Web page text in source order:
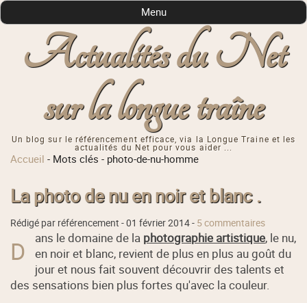
Actualités du Net
sur la longue traîne
Un blog sur le référencement efficace, via la Longue Traine et les
actualités du Net pour vous aider ...
Menu
Accueil - Mots clés - photo-de-nu-homme
La photo de nu en noir et blanc .
Rédigé par référencement -01 février 2014- 5 commentaires
D ans le domaine de la photographie artistique, le nu,
en noir et blanc, revient de plus en plus au goût du
jour et nous fait souvent découvrir des talents et
des sensations bien plus fortes qu'avec la couleur.